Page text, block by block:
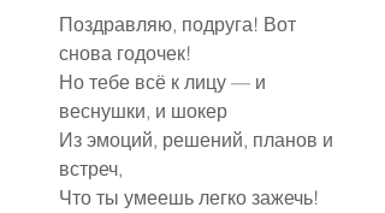
Поздравляю, подруга! Вот
снова годочек!
Но тебе всё к лицу — и
веснушки, и шокер
Из эмоций, решений, планов и
встреч,
Что ты умеешь легко зажечь!